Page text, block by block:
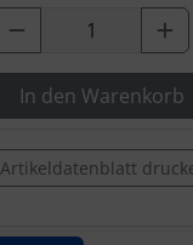
In den Warenkorb
Artikeldatenblatt